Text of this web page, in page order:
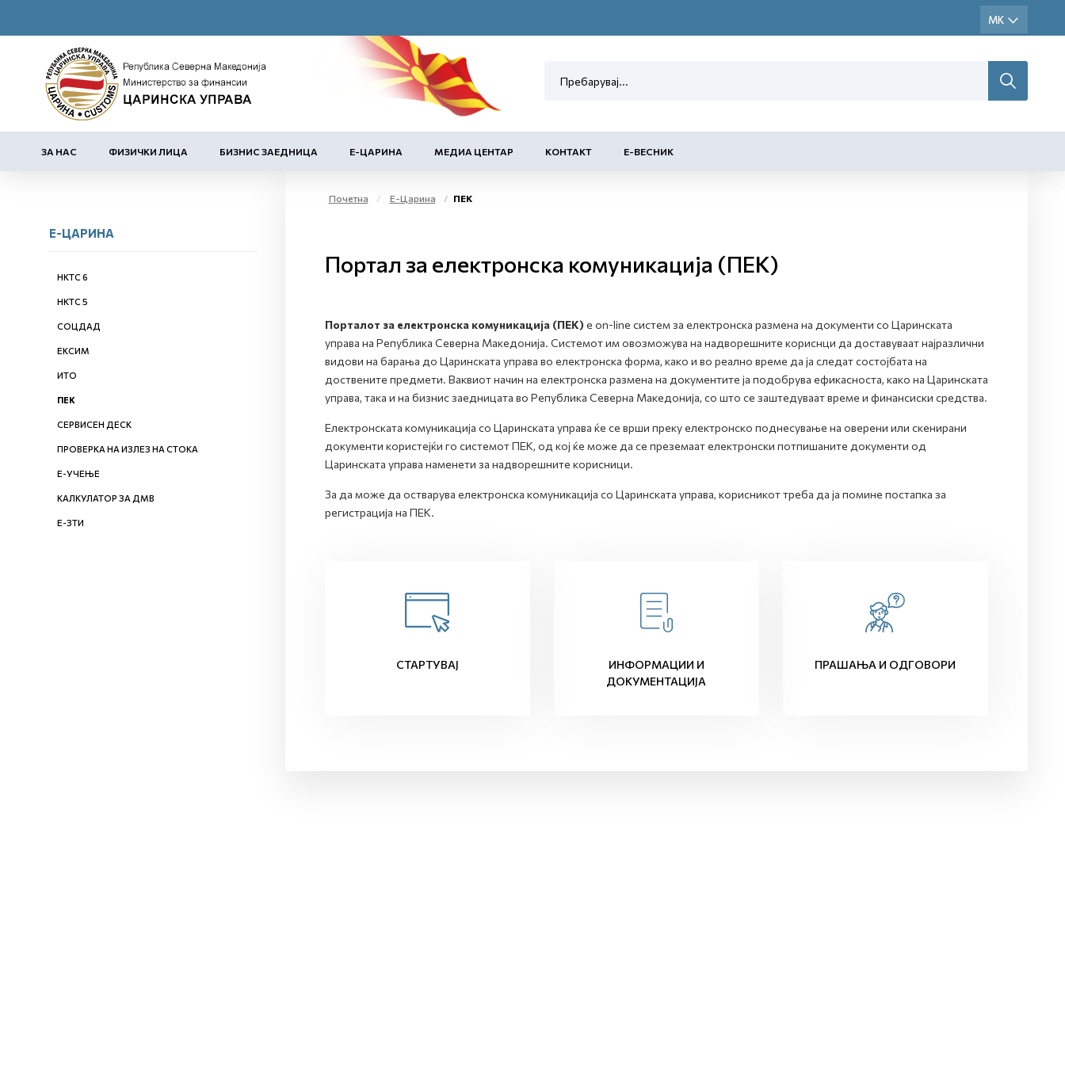
ЗА НАС ФИЗИЧКИ ЛИЦА БИЗНИС ЗАЕДНИЦА Е-ЦАРИНА МЕДИА ЦЕНТАР КОНТАКТ Е-ВЕСНИК
Е-ЦАРИНА
НКТС 6
НКТС 5
СОЦДАД
ЕКСИМ
ИТО
ПЕК
СЕРВИСЕН ДЕСК
ПРОВЕРКА НА ИЗЛЕЗ НА СТОКА
Е-УЧЕЊЕ
КАЛКУЛАТОР ЗА ДМВ
Е-ЗТИ
Почетна Е-Царина ПЕК
Портал за електронска комуникација (ПЕК)
Порталот за електронска комуникација (ПЕК) е on-line систем за електронска размена на документи со Царинската
управа на Република Северна Македонија. Системот им овозможува на надворешните кориснци да доставуваат најразлични
видови на барања до Царинската управа во електронска форма, како и во реално време да ја следат состојбата на
доствените предмети. Ваквиот начин на електронска размена на документите ја подобрува ефикасноста, како на Царинската
управа, така и на бизнис заедницата во Република Северна Македонија, со што се заштедуваат време и финансиски средства.
Електронската комуникација со Царинската управа ќе се врши преку електронско поднесување на оверени или скенирани
документи користејќи го системот ПЕК, од кој ќе може да се преземаат електронски потпишаните документи од
Царинската управа наменети за надворешните корисници.
За да може да остварува електронска комуникација со Царинската управа, корисникот треба да ја помине постапка за
регистрација на ПЕК.
СТАРТУВАЈ
ИНФОРМАЦИИ И
ДОКУМЕНТАЦИЈА
ПРАШАЊА И ОДГОВОРИ